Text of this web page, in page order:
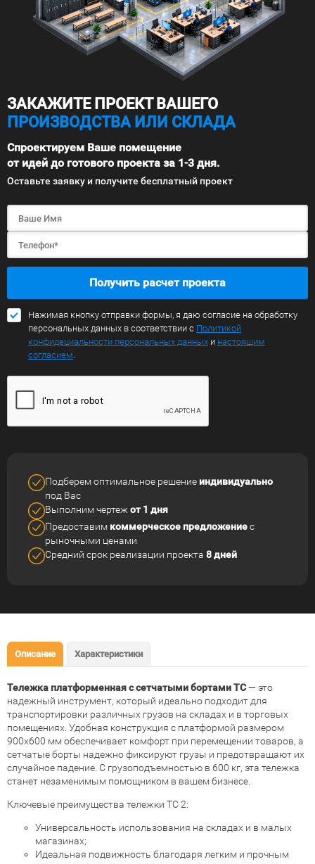
ЗАКАЖИТЕ ПРОЕКТ ВАШЕГО
ПРОИЗВОДСТВА ИЛИ СКЛАДА
Спроектируем Ваше помещение
от идей до готового проекта за 1-3 дня.
Оставьте заявку и получите бесплатный проект
Получить расчет проекта
Нажимая кнопку отправки формы, я даю согласие на обработку
персональных данных в соответствии с Политикой
конфидециальности персональных данных и настоящим
согласием
Подберем оптимальное решение индивидуально
под Вас
Выполним чертеж от 1 дня
Предоставим коммерческое предложениес
рыночными ценами
Средний срок реализации проекта 8 дней
Описание Характеристики
Тележка платформенная с сетчатыми бортами ТС— это
надежный инструмент, который идеально подходит для
транспортировки различных грузов на складах и в торговых
помещениях. Удобная конструкция с платформой размером
900x600 мм обеспечивает комфорт при перемещении товаров, а
сетчатые борты надежно фиксируют грузы и предотвращают их
случайное падение. С грузоподъемностью в 600 кг, эта тележка
станет незаменимым помощником в вашем бизнесе.
Ключевые преимущества тележки ТС 2:
Универсальность использования на складах и в малых
магазинах;
Идеальная подвижность благодаря легким и прочным